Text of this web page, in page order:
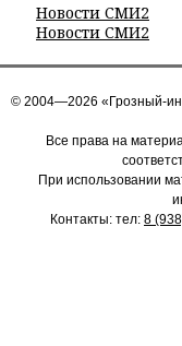
Новости СМИ2
Новости СМИ2
© 2004—2026 «Грозный-
Все права на
При использовании
Контакты: тел: 8